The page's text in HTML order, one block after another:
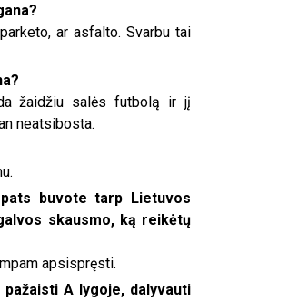
ar asfalto. Svarbu tai
žaidžiu salės futbolą ir jį
neatsibosta.
buvote tarp Lietuvos
skausmo, ką reikėtų
apsispręsti.
A lygoje, dalyvauti